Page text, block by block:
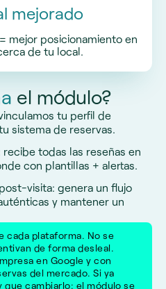
mejorado
mejor posicionamiento en
de tu local.
el módulo?
tu perfil de
sistema de reservas.
todas las reseñas en
con plantillas + alertas.
visita: genera un flujo
y mantener un
cada plataforma. No se
de forma desleal.
en Google y con
del mercado. Si ya
que cambiarlo: el módulo se